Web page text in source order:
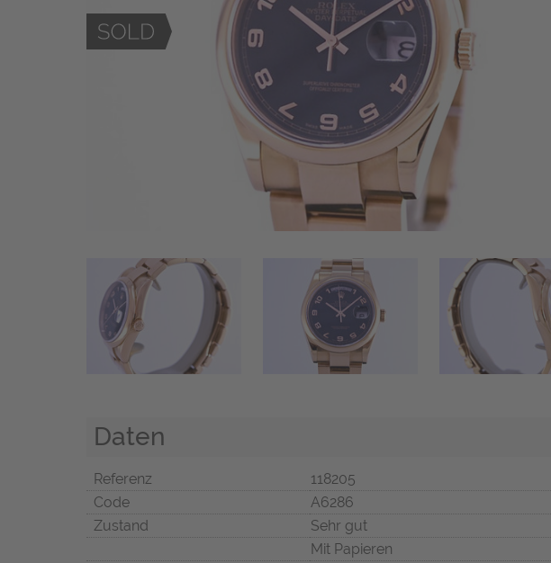
Daten
Referenz
118205
Code
A6286
Zustand
Sehr gut
Mit Papieren